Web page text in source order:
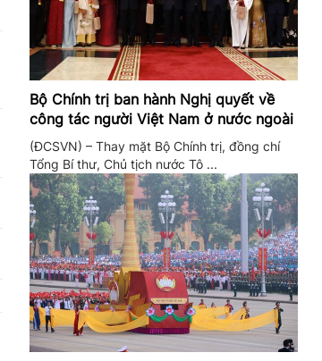
Bộ Chính trị ban hành Nghị quyết về
công tác người Việt Nam ở nước ngoài
(ĐCSVN) – Thay mặt Bộ Chính trị, đồng chí
Tổng Bí thư, Chủ tịch nước Tô ...